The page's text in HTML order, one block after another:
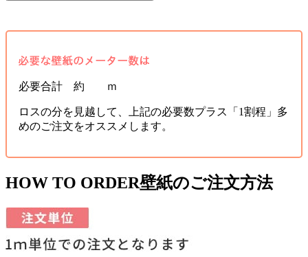
必要合計 約 ｍ
ロスの分を見越して、上記の必要数プラス「1割程」多
めのご注文をオススメします。
HOW TO ORDER壁紙のご注文方法